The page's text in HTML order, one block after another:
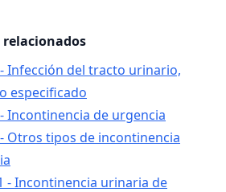
relacionados
Infección del tracto urinario,
especificado
Incontinencia de urgencia
Otros tipos de incontinencia
- Incontinencia urinaria de